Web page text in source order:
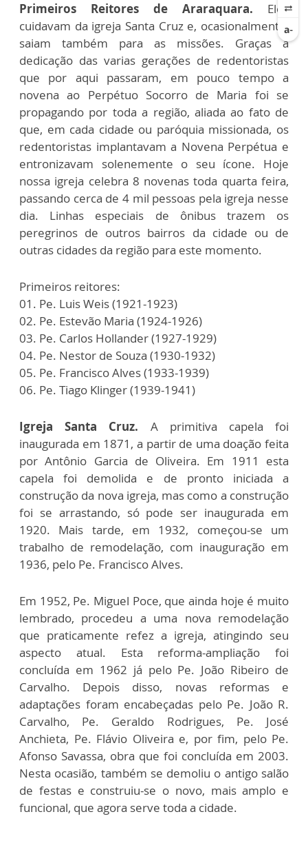
Primeiros Reitores de Araraquara. Eles
cuidavam da igreja Santa Cruz e, ocasionalmente,
saiam também para as missões. Graças à
dedicação das varias gerações de redentoristas
que por aqui passaram, em pouco tempo a
novena ao Perpétuo Socorro de Maria foi se
propagando por toda a região, aliada ao fato de
que, em cada cidade ou paróquia missionada, os
redentoristas implantavam a Novena Perpétua e
entronizavam solenemente o seu ícone. Hoje
nossa igreja celebra 8 novenas toda quarta feira,
passando cerca de 4 mil pessoas pela igreja nesse
dia. Linhas especiais de ônibus trazem os
peregrinos de outros bairros da cidade ou de
outras cidades da região para este momento.
Primeiros reitores:
01. Pe. Luis Weis (1921-1923)
02. Pe. Estevão Maria (1924-1926)
03. Pe. Carlos Hollander (1927-1929)
04. Pe. Nestor de Souza (1930-1932)
05. Pe. Francisco Alves (1933-1939)
06. Pe. Tiago Klinger (1939-1941)
Igreja Santa Cruz. A primitiva capela foi
inaugurada em 1871, a partir de uma doação feita
por Antônio Garcia de Oliveira. Em 1911 esta
capela foi demolida e de pronto iniciada a
construção da nova igreja, mas como a construção
foi se arrastando, só pode ser inaugurada em
1920. Mais tarde, em 1932, começou-se um
trabalho de remodelação, com inauguração em
1936, pelo Pe. Francisco Alves.
Em 1952, Pe. Miguel Poce, que ainda hoje é muito
lembrado, procedeu a uma nova remodelação
que praticamente refez a igreja, atingindo seu
aspecto atual. Esta reforma-ampliação foi
concluída em 1962 já pelo Pe. João Ribeiro de
Carvalho. Depois disso, novas reformas e
adaptações foram encabeçadas pelo Pe. João R.
Carvalho, Pe. Geraldo Rodrigues, Pe. José
Anchieta, Pe. Flávio Oliveira e, por fim, pelo Pe.
Afonso Savassa, obra que foi concluída em 2003.
Nesta ocasião, também se demoliu o antigo salão
de festas e construiu-se o novo, mais amplo e
funcional, que agora serve toda a cidade.